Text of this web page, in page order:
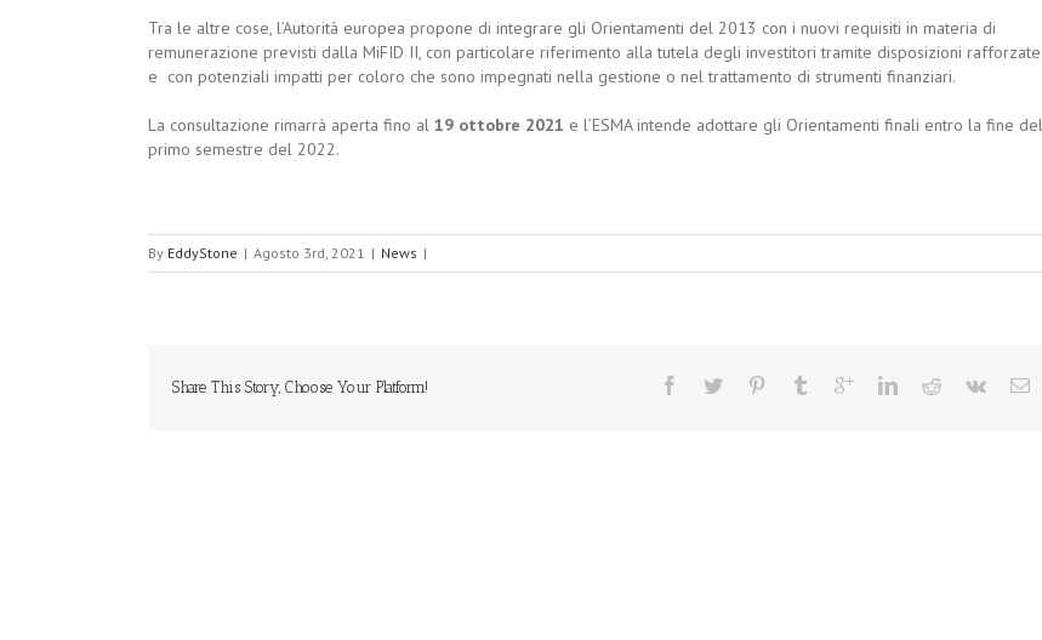
Tra le altre cose, l’Autorità europea propone di integrare gli Orientamenti del 2013 con i nuovi requisiti in materia di
remunerazione previsti dalla MiFID II, con particolare riferimento alla tutela degli investitori tramite disposizioni rafforzate
e con potenziali impatti per coloro che sono impegnati nella gestione o nel trattamento di strumenti finanziari.
La consultazione rimarrà aperta fino al 19 ottobre 2021 e l’ESMA intende adottare gli Orientamenti finali entro la fine del
primo semestre del 2022.
By EddyStone | Agosto 3rd, 2021 | News |
Share This Story, Choose Your Platform!